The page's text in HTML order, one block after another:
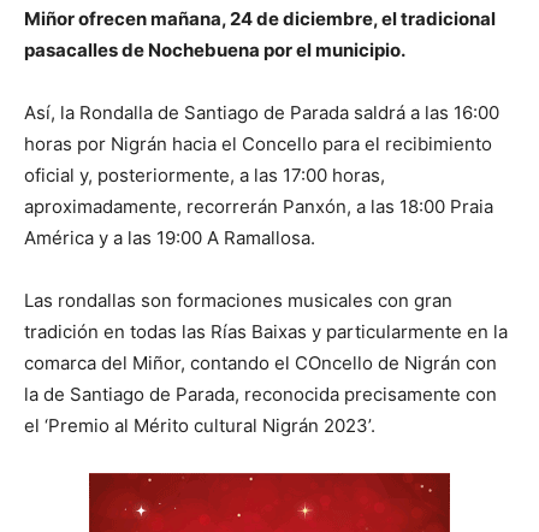
Miñor ofrecen mañana, 24 de diciembre, el tradicional
pasacalles de Nochebuena por el municipio.
Así, la Rondalla de Santiago de Parada saldrá a las 16:00
horas por Nigrán hacia el Concello para el recibimiento
oficial y, posteriormente, a las 17:00 horas,
aproximadamente, recorrerán Panxón, a las 18:00 Praia
América y a las 19:00 A Ramallosa.
Las rondallas son formaciones musicales con gran
tradición en todas las Rías Baixas y particularmente en la
comarca del Miñor, contando el COncello de Nigrán con
la de Santiago de Parada, reconocida precisamente con
el ‘Premio al Mérito cultural Nigrán 2023’.